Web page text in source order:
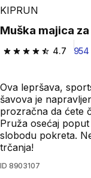
KIPRUN
Muška majica
4.7
4.7 od 5 zvezdica954
Ova lepršava,
šavova je
prozračna da ćete
Pruža osećaj
slobodu pokreta.
trčanja!
ID 8903107